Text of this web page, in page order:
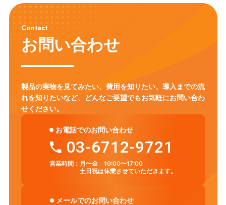
Contact
お問い合わせ
製品の実物を見てみたい、費用を知りたい、導入までの流
れを知りたいなど、
どんなご要望でもお気軽にお問い合わ
せください。
お電話でのお問い合わせ
03-6712-9721
営業時間： 月〜金 10:00〜17:00
土日祝は休業させていただきます。
メールでのお問い合わせ